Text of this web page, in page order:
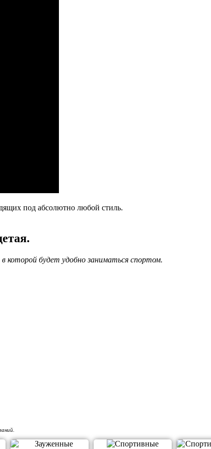
под абсолютно любой стиль.
будет удобно заниматься спортом.